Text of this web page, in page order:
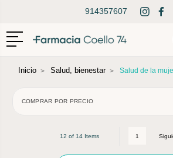
914357607
Menú
Inicio Salud, bienestar Salud de la
COMPRAR POR PRECIO
12 of 14 Items 1